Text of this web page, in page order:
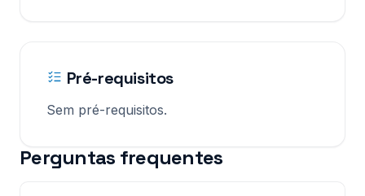
Pré-requisitos
Sem pré-requisitos.
Perguntas frequentes